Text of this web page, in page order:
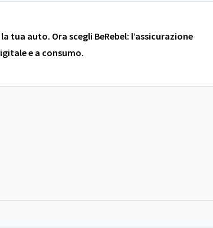
tua auto. Ora scegli BeRebel: l’assicurazione
e a consumo.